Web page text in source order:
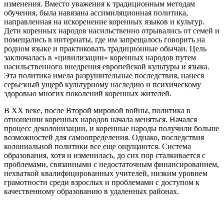
изменения. Вместо уважения к традиционным методам
обучения, была навязана ассимиляционная политика,
направленная на искоренение коренных языков и культур.
Дети коренных народов насильственно отрывались от семей и
помещались в интернаты, где им запрещалось говорить на
родном языке и практиковать традиционные обычаи. Цель
заключалась в «цивилизации» коренных народов путем
насильственного внедрения европейской культуры и языка.
Эта политика имела разрушительные последствия, нанеся
серьезный ущерб культурному наследию и психическому
здоровью многих поколений коренных жителей.
В XX веке, после Второй мировой войны, политика в
отношении коренных народов начала меняться. Начался
процесс деколонизации, и коренные народы получили больше
возможностей для самоопределения. Однако, последствия
колониальной политики все еще ощущаются. Система
образования, хотя и изменилась, до сих пор сталкивается с
проблемами, связанными с недостаточным финансированием,
нехваткой квалифицированных учителей, низким уровнем
грамотности среди взрослых и проблемами с доступом к
качественному образованию в удаленных районах.